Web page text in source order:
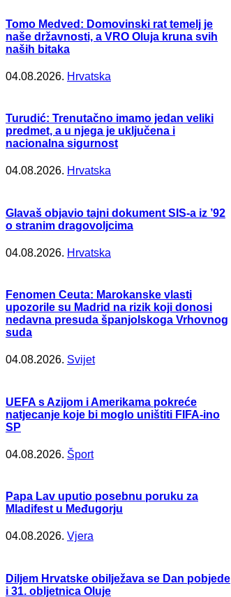
Tomo Medved: Domovinski rat temelj je
naše državnosti, a VRO Oluja kruna svih
naših bitaka
04.08.2026. Hrvatska
Turudić: Trenutačno imamo jedan veliki
predmet, a u njega je uključena i
nacionalna sigurnost
04.08.2026. Hrvatska
Glavaš objavio tajni dokument SIS-a iz ’92
o stranim dragovoljcima
04.08.2026. Hrvatska
Fenomen Ceuta: Marokanske vlasti
upozorile su Madrid na rizik koji donosi
nedavna presuda španjolskoga Vrhovnog
suda
04.08.2026. Svijet
UEFA s Azijom i Amerikama pokreće
natjecanje koje bi moglo uništiti FIFA-ino
SP
04.08.2026. Šport
Papa Lav uputio posebnu poruku za
Mladifest u Međugorju
04.08.2026. Vjera
Diljem Hrvatske obilježava se Dan pobjede
i 31. obljetnica Oluje